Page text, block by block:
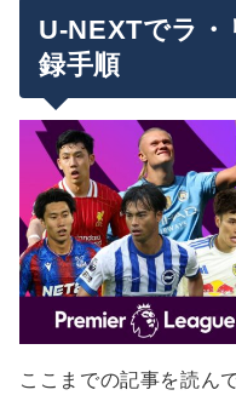
U-NEXTでラ
録手順
ここまでの記事を読ん